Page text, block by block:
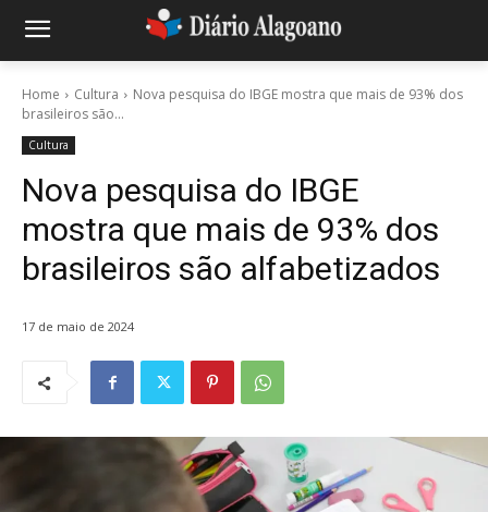
Home Cultura
Nova pesquisa do IBGE mostra que mais de 93% dos
brasileiros são...
Cultura
Nova pesquisa do IBGE
mostra que mais de 93% dos
brasileiros são alfabetizados
17 de maio de 2024